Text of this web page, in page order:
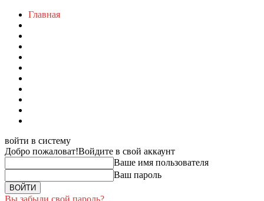
Главная
войти в систему
Добро пожаловат!Войдите в свой аккаунт
Ваше имя пользователя
Ваш пароль
Вы забыли свой пароль?